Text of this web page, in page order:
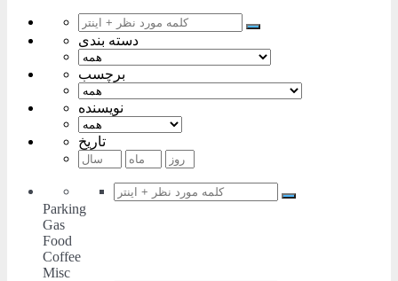
دسته بندی
برچسب
نویسنده
تاریخ
Parking
Gas
Food
Coffee
Misc